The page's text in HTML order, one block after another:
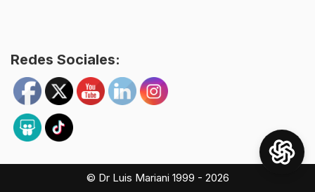
Redes Sociales:
© Dr Luis Mariani 1999 - 2026